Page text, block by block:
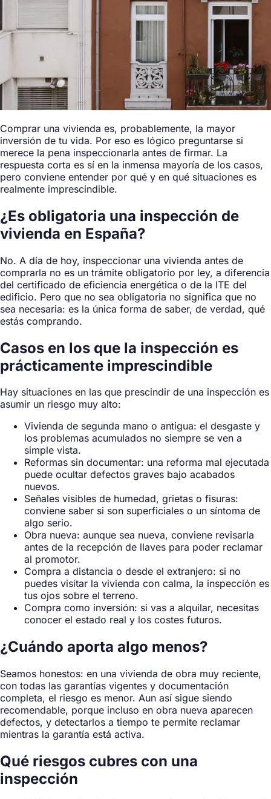
Comprar una vivienda es, probablemente, la mayor
inversión de tu vida. Por eso es lógico preguntarse si
merece la pena inspeccionarla antes de firmar. La
respuesta corta es sí en la inmensa mayoría de los casos,
pero conviene entender por qué y en qué situaciones es
realmente imprescindible.
¿Es obligatoria una inspección de
vivienda en España?
No. A día de hoy, inspeccionar una vivienda antes de
comprarla no es un trámite obligatorio por ley, a diferencia
del certificado de eficiencia energética o de la ITE del
edificio. Pero que no sea obligatoria no significa que no
sea necesaria: es la única forma de saber, de verdad, qué
estás comprando.
Casos en los que la inspección es
prácticamente imprescindible
Hay situaciones en las que prescindir de una inspección es
asumir un riesgo muy alto:
Vivienda de segunda mano o antigua: el desgaste y
los problemas acumulados no siempre se ven a
simple vista.
Reformas sin documentar: una reforma mal ejecutada
puede ocultar defectos graves bajo acabados
nuevos.
Señales visibles de humedad, grietas o fisuras:
conviene saber si son superficiales o un síntoma de
algo serio.
Obra nueva: aunque sea nueva, conviene revisarla
antes de la recepción de llaves para poder reclamar
al promotor.
Compra a distancia o desde el extranjero: si no
puedes visitar la vivienda con calma, la inspección es
tus ojos sobre el terreno.
Compra como inversión: si vas a alquilar, necesitas
conocer el estado real y los costes futuros.
¿Cuándo aporta algo menos?
Seamos honestos: en una vivienda de obra muy reciente,
con todas las garantías vigentes y documentación
completa, el riesgo es menor. Aun así sigue siendo
recomendable, porque incluso en obra nueva aparecen
defectos, y detectarlos a tiempo te permite reclamar
mientras la garantía está activa.
Qué riesgos cubres con una
inspección